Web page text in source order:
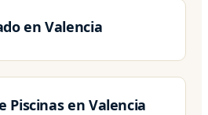
en Valencia
Piscinas en Valencia